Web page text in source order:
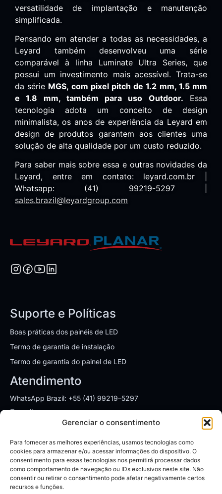
Gerenciar o consentimento
Para fornecer as melhores experiências, usamos tecnologias como
cookies para armazenar e/ou acessar informações do dispositivo. O
consentimento para essas tecnologias nos permitirá processar dados
como comportamento de navegação ou IDs exclusivos neste site. Não
consentir ou retirar o consentimento pode afetar negativamente certos
recursos e funções.
versatilidade de implantação e manutenção
simplificada.
Pensando em atender a todas as necessidades, a
Leyard também desenvolveu uma série
comparável à linha Luminate Ultra Series, que
possui um investimento mais acessível. Trata-se
da série MGS, com pixel pitch de 1.2 mm, 1.5 mm
e 1.8 mm, também para uso Outdoor. Essa
tecnologia adota um conceito de design
minimalista, os anos de experiência da Leyard em
design de produtos garantem aos clientes uma
solução de alta qualidade por um custo reduzido.
Para saber mais sobre essa e outras novidades da
Leyard, entre em contato: leyard.com.br |
Whatsapp: (41) 99219-5297 |
sales.brazil@leyardgroup.com
Suporte e Políticas
Boas práticas dos painéis de LED
Termo de garantia de instalação
Termo de garantia do painel de LED
Atendimento
WhatsApp Brazil: +55 (41) 99219–5297
E-mail:sales.brazil@leyardgroup.com
SÃO PAULO
Av. Dr. Chucri Zaidan, 1550, cj 1905
Vila São Francisco/SP - CEP: 04711-130
Segunda à Sexta: 08:00 às 18:00h